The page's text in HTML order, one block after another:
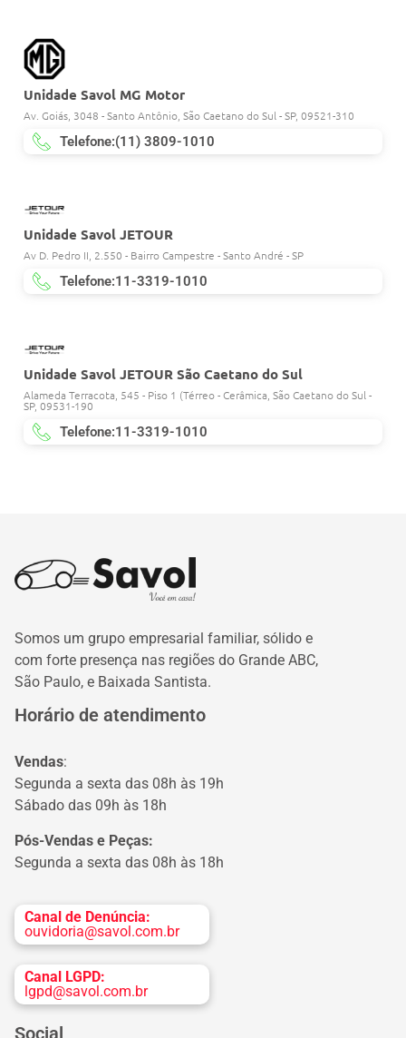
Unidade Savol MG Motor
Av. Goiás, 3048 - Santo Antônio, São Caetano do Sul - SP, 09521-310
Telefone:(11) 3809-1010
Unidade Savol JETOUR
Av D. Pedro II, 2.550 - Bairro Campestre - Santo André - SP
Telefone:11-3319-1010
Unidade Savol JETOUR São Caetano do Sul
Alameda Terracota, 545 - Piso 1 (Térreo - Cerâmica, São Caetano do Sul -
SP, 09531-190
Telefone:11-3319-1010
Somos um grupo empresarial familiar, sólido e
com forte presença nas regiões do Grande ABC,
São Paulo, e Baixada Santista.
Horário de atendimento
Vendas:
Segunda a sexta das 08h às 19h
Sábado das 09h às 18h
Pós-Vendas e Peças:
Segunda a sexta das 08h às 18h
Canal de Denúncia:
ouvidoria@savol.com.br
Canal LGPD:
lgpd@savol.com.br
Social